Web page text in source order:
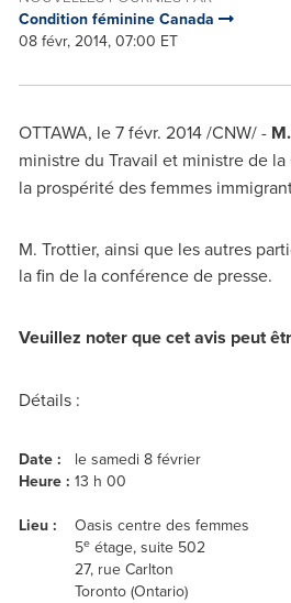
Condition féminine Canada
08 févr, 2014, 07:00 ET
OTTAWA, le 7 févr. 2014 /CNW/ -
ministre du Travail et ministre de
la prospérité des femmes
M. Trottier, ainsi que les autres
la fin de la conférence de presse.
Veuillez noter que cet avis peut
Détails :
Date :
le samedi 8 février
Heure : 13 h 00
Lieu :
Oasis centre des femmes
5eétage, suite 502
27, rue Carlton
Toronto (Ontario)